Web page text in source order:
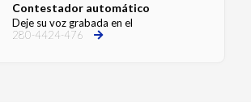
Contestador automático
Deje su voz grabada en el
280-4424-476